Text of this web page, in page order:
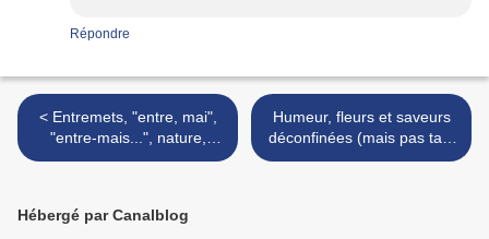
Répondre
< Entremets, "entre, mai",
"entre-mais...", nature,
temps bien employé et
Humeur, fleurs et saveurs
déconfinées (mais pas tant
que ça) >
Hébergé par Canalblog